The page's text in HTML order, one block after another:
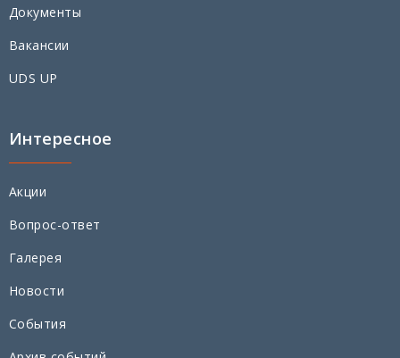
Документы
Вакансии
UDS UP
Интересное
Акции
Вопрос-ответ
Галерея
Новости
События